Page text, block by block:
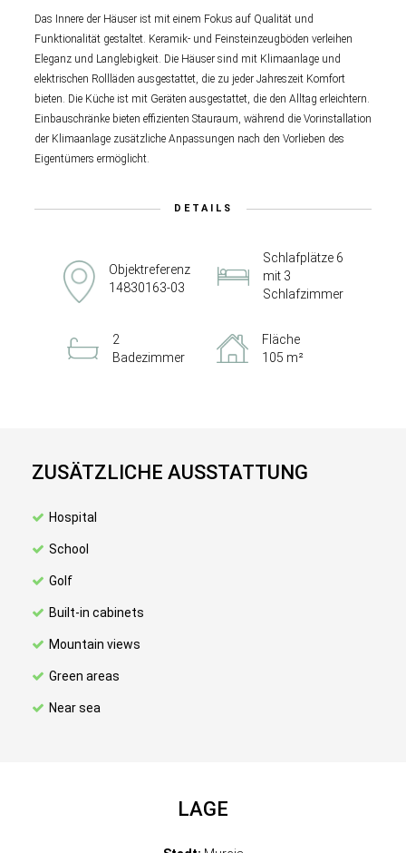
Das Innere der Häuser ist mit einem Fokus auf Qualität und
Funktionalität gestaltet. Keramik- und Feinsteinzeugböden verleihen
Eleganz und Langlebigkeit. Die Häuser sind mit Klimaanlage und
elektrischen Rollläden ausgestattet, die zu jeder Jahreszeit Komfort
bieten. Die Küche ist mit Geräten ausgestattet, die den Alltag erleichtern.
Einbauschränke bieten effizienten Stauraum, während die Vorinstallation
der Klimaanlage zusätzliche Anpassungen nach den Vorlieben des
Eigentümers ermöglicht.
DETAILS
Objektreferenz
14830163-03
Schlafplätze 6
mit 3
Schlafzimmer
2
Badezimmer
Fläche
105 m²
ZUSÄTZLICHE AUSSTATTUNG
Hospital
School
Golf
Built-in cabinets
Mountain views
Green areas
Near sea
LAGE